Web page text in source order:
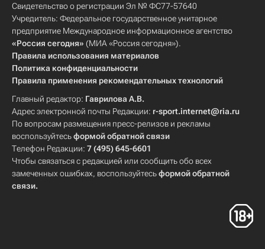
Свидетельство о регистрации Эл № ФС77-57640
Учредитель: Федеральное государственное унитарное
предприятие Международное информационное агентство
«Россия сегодня» (МИА «Россия сегодня»).
Правила использования материалов
Политика конфиденциальности
Правила применения рекомендательных технологий
Главный редактор: Гаврилова А.В.
Адрес электронной почты Редакции: r-sport.internet@ria.ru
По вопросам размещения пресс-релизов и рекламы
воспользуйтесьформой обратной связи
Телефон Редакции: 7 (495) 645-6601
Чтобы связаться с редакцией или сообщить обо всех
замеченных ошибках, воспользуйтесьформой обратной
связи.